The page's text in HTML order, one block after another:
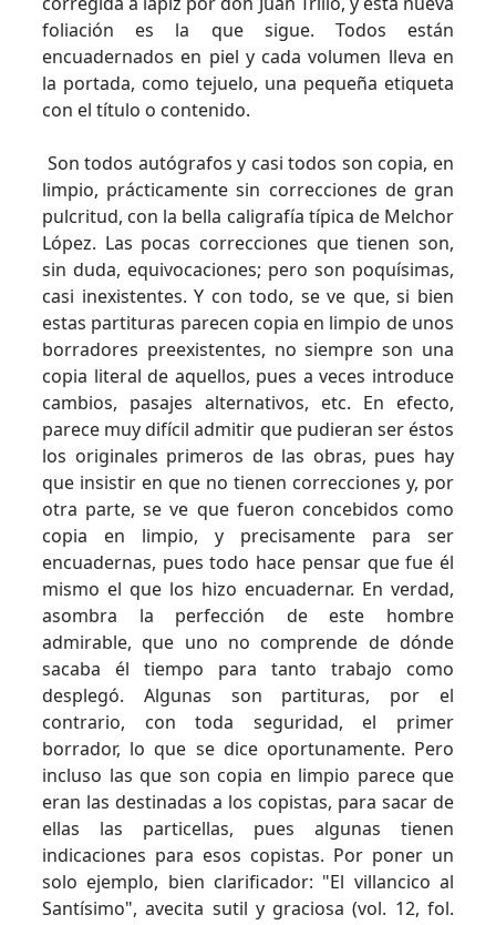
foliación es la que sigue. Todos están
encuadernados en piel y cada volumen lleva en
la portada, como tejuelo, una pequeña etiqueta
con el título o contenido.
Son todos autógrafos y casi todos son copia, en
limpio, prácticamente sin correcciones de gran
pulcritud, con la bella caligrafía típica de Melchor
López. Las pocas correcciones que tienen son,
sin duda, equivocaciones; pero son poquísimas,
casi inexistentes. Y con todo, se ve que, si bien
estas partituras parecen copia en limpio de unos
borradores preexistentes, no siempre son una
copia literal de aquellos, pues a veces introduce
cambios, pasajes alternativos, etc. En efecto,
parece muy difícil admitir que pudieran ser éstos
los originales primeros de las obras, pues hay
que insistir en que no tienen correcciones y, por
otra parte, se ve que fueron concebidos como
copia en limpio, y precisamente para ser
encuadernas, pues todo hace pensar que fue él
mismo el que los hizo encuadernar. En verdad,
asombra la perfección de este hombre
admirable, que uno no comprende de dónde
sacaba él tiempo para tanto trabajo como
desplegó. Algunas son partituras, por el
contrario, con toda seguridad, el primer
borrador, lo que se dice oportunamente. Pero
incluso las que son copia en limpio parece que
eran las destinadas a los copistas, para sacar de
ellas las particellas, pues algunas tienen
indicaciones para esos copistas. Por poner un
solo ejemplo, bien clarificador: "El villancico al
Santísimo", avecita sutil y graciosa (vol. 12, fol.